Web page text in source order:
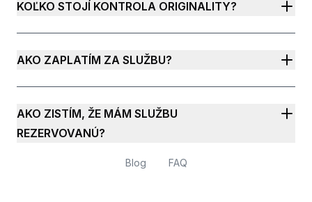
KOĽKO STOJÍ KONTROLA ORIGINALITY?
AKO ZAPLATÍM ZA SLUŽBU?
AKO ZISTÍM, ŽE MÁM SLUŽBU
REZERVOVANÚ?
Blog FAQ